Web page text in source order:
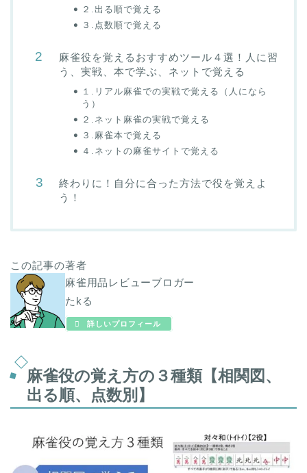
２.出る順で覚える
３.点数順で覚える
麻雀役を覚えるおすすめツール４選！人に習
う、実戦、本で学ぶ、ネットで覚える
１.リアル麻雀での実戦で覚える（人になら
う）
２.ネット麻雀の実戦で覚える
３.麻雀本で覚える
４.ネットの麻雀サイトで覚える
終わりに！自分に合った方法で役を覚えよ
う！
この記事の著者
麻雀用品レビューブロガー
たkる
詳しいプロフィール
麻雀役の覚え方の３種類【相関図、
出る順、点数別】